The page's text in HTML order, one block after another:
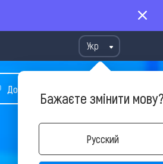
Укр
Бажаєте змінити
Русский
Допомога у виборі туру